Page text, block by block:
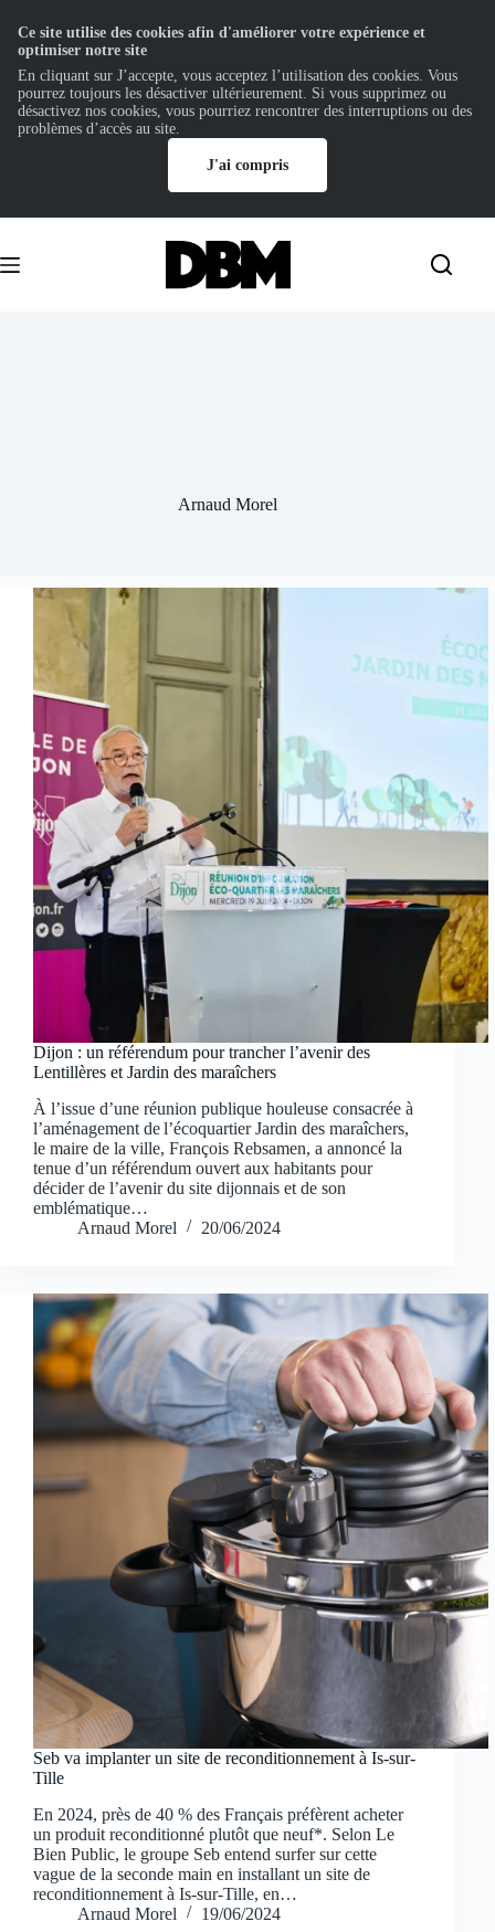
contenu
Arnaud Morel
Dijon : un référendum pour trancher l’avenir des
Lentillères et Jardin des maraîchers
À l’issue d’une réunion publique houleuse consacrée à
l’aménagement de l’écoquartier Jardin des maraîchers,
le maire de la ville, François Rebsamen, a annoncé la
tenue d’un référendum ouvert aux habitants pour
décider de l’avenir du site dijonnais et de son
emblématique…
Arnaud Morel
20/06/2024
Seb va implanter un site de reconditionnement à Is-sur-
Tille
En 2024, près de 40 % des Français préfèrent acheter
un produit reconditionné plutôt que neuf*. Selon Le
Bien Public, le groupe Seb entend surfer sur cette
vague de la seconde main en installant un site de
reconditionnement à Is-sur-Tille, en…
Arnaud Morel
19/06/2024
Ce site utilise des cookies afin d'améliorer votre expérience et
optimiser notre site
En cliquant sur J’accepte, vous acceptez l’utilisation des cookies. Vous
pourrez toujours les désactiver ultérieurement. Si vous supprimez ou
désactivez nos cookies, vous pourriez rencontrer des interruptions ou des
problèmes d’accès au site.
J'ai compris